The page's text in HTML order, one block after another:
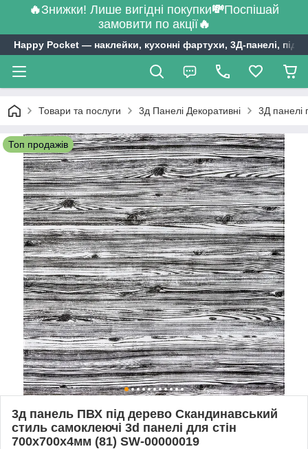
🔥Знижки! Лише вигідні покупки💸Поспішай
замовити по акції🔥
Happy Pocket ― наклейки, кухонні фартухи, 3Д-панелі,
Товари та послуги 3д Панелі Декоративні 3Д панелі
Топ продажів
3д панель ПВХ під дерево Скандинавський
стиль самоклеючі 3d панелі для стін
700x700x4мм (81) SW-00000019